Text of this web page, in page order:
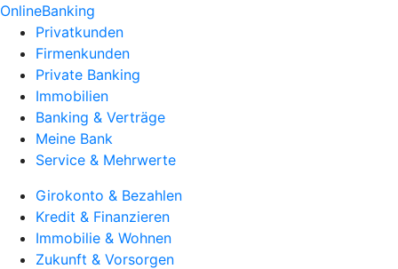
OnlineBanking
Privatkunden
Firmenkunden
Private Banking
Immobilien
Banking & Verträge
Meine Bank
Service & Mehrwerte
Girokonto & Bezahlen
Kredit & Finanzieren
Immobilie & Wohnen
Zukunft & Vorsorgen